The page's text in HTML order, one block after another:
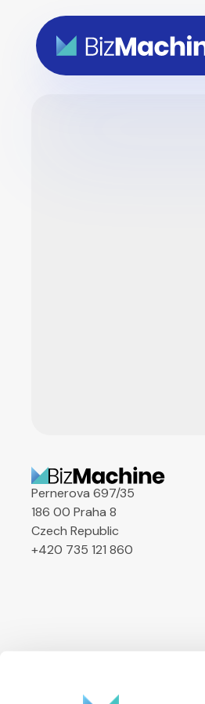
Pernerova 697/35
186 00 Praha 8
Czech Republic
+420 735 121 860